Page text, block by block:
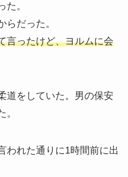
た。
らだった。
言ったけど、ヨルムに会
道をしていた。男の保安
。
われた通りに1時間前に出